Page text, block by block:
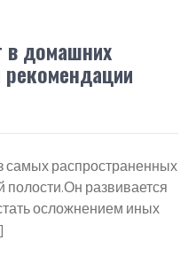
в домашних
самых распространенных
полости.Он развивается
осложнением иных